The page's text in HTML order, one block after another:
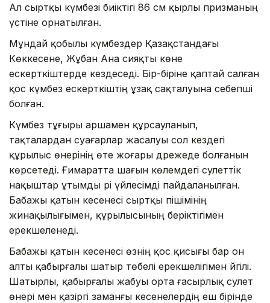
Ал сыртқы күмбезі биіктігі 86 см қырлы призманың
үстіне орнатылған.
Мұндай қобылы күмбездер Қазақстандағы
Көккесене, Жұбан Ана сияқты көне
ескерткіштерде кездеседі. Бір-біріне қаптай салған
қос күмбез ескерткіштің ұзақ сақталуына себепші
болған.
Күмбез тұғыры аршамен құрсауланып,
тақталардан суағарлар жасалуы сол кездегі
құрылыс өнерінің өте жоғары дәрежеде болғанын
көрсетеді. Ғимаратта шағын көлемдегі сәулеттік
нақыштар ұтымды әрі үйлесімді пайдаланылған.
Бабажы қатын кесенесі сыртқы пішімінің
жинақылығымен, құрылысының беріктігімен
ерекшеленеді.
Бабажы қатын кесенесі өзнің қос қисығы бар он
алты қабырғалы шатыр төбелі ерекшелігімен әйгілі.
Шатырлы, қабырғалы жабуы орта ғасырлық сәулет
өнері мен қазіргі заманғы кесенелердің еш бірінде